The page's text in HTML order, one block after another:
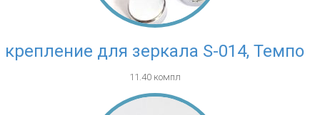
крепление для зеркала S-014, Темпо
11.40 компл